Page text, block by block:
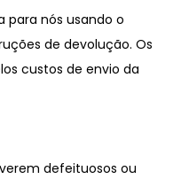
para nós usando o
de devolução. Os
custos de envio da
defeituosos ou